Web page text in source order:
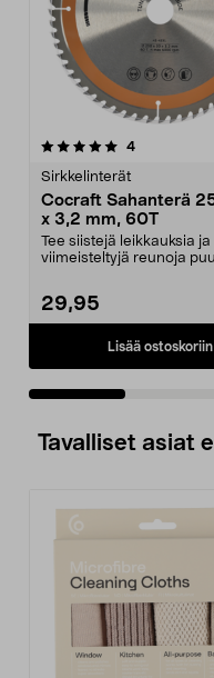
4arvostelut
Sirkkelinterät
Cocraft Sahanterä
x 3,2 mm, 60T
Tee siistejä leikkauksia ja
viimeisteltyjä reunoja
29,95
Lisää ostoskoriin
4.0 viidestä
Tavalliset asiat